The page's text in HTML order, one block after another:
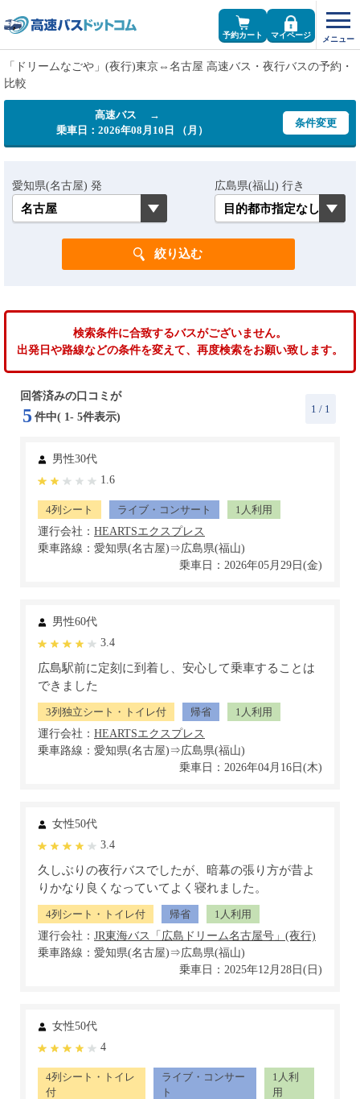
予約カート マイページ
「ドリームなごや」(夜行)東京⇔名古屋 高速バス・夜行バスの予約・
比較
高速バス →
乗車日：2026年08月10日 （月）
条件変更
愛知県(名古屋) 発 広島県(福山) 行き
検索条件に合致するバスがございません。
出発日や路線などの条件を変えて、再度検索をお願い致します。
回答済みの口コミが
5 件中( 1- 5件表示)
1 / 1
男性30代
1.6
4列シート ライブ・コンサート
1人利用
運行会社：
乗車路線：愛知県(名古屋)⇒広島県(福山)
乗車日：2026年05月29日(金)
男性60代
3.4
広島駅前に定刻に到着し、安心して乗車することは
できました
3列独立シート・トイレ付 帰省
1人利用
運行会社：
乗車路線：愛知県(名古屋)⇒広島県(福山)
乗車日：2026年04月16日(木)
女性50代
3.4
久しぶりの夜行バスでしたが、暗幕の張り方が昔よ
りかなり良くなっていてよく寝れました。
4列シート・トイレ付 帰省
1人利用
運行会社：
乗車路線：愛知県(名古屋)⇒広島県(福山)
乗車日：2025年12月28日(日)
女性50代
4
4列シート・トイレ
付
ライブ・コンサー
ト
1人利
用